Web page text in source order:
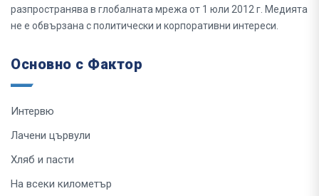
разпространява в глобалната мрежа от 1 юли 2012 г. Медията
не е обвързана с политически и корпоративни интереси.
Основно с Фактор
Интервю
Лачени цървули
Хляб и пасти
На всеки километър